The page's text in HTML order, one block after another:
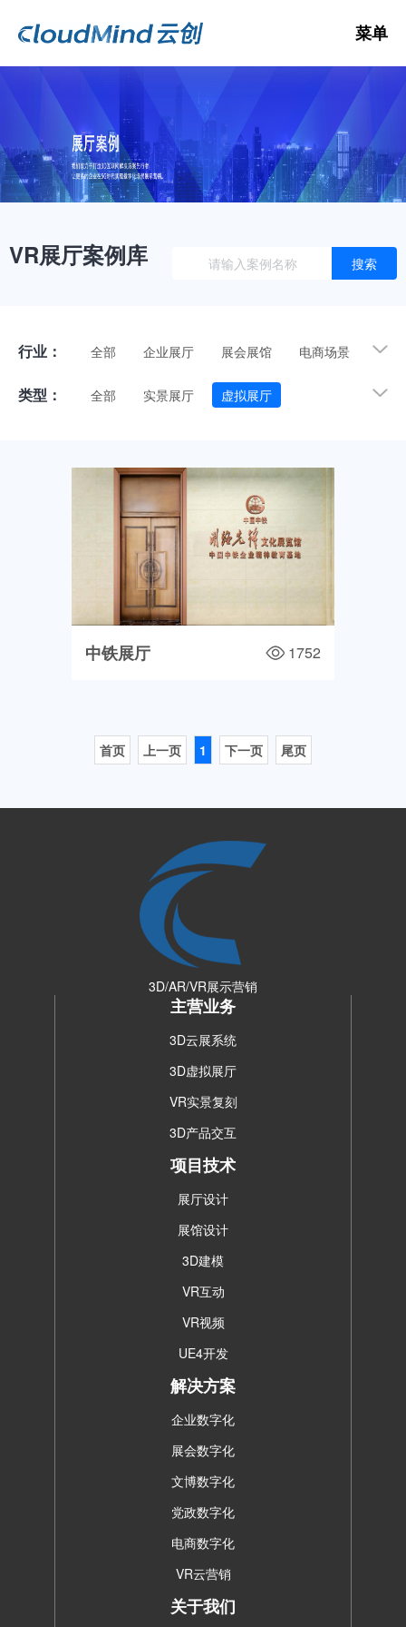
菜单
数
3D/
VR展厅案例库 搜索
行业： 全部 企业展厅 展会展馆
电商场景
工厂建筑
体育娱乐 其他展厅
类型： 全部 实景展厅 虚拟展厅
中铁展厅 1752
首页 上一页 1 下一页 尾页
3D/AR/VR展示营销
主营业务
3D云展系统
3D虚拟展厅
VR实景复刻
3D产品交互
项目技术
展厅设计
展馆设计
3D建模
VR互动
VR视频
UE4开发
解决方案
企业数字化
展会数字化
文博数字化
党政数字化
电商数字化
VR云营销
关于我们